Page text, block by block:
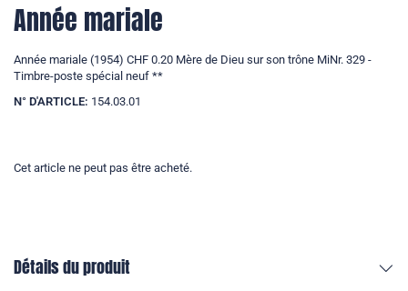
Année mariale
Année mariale (1954) CHF 0.20 Mère de Dieu sur son trône MiNr. 329 -
Timbre-poste spécial neuf **
N° D'ARTICLE: 154.03.01
Cet article ne peut pas être acheté.
Détails du produit